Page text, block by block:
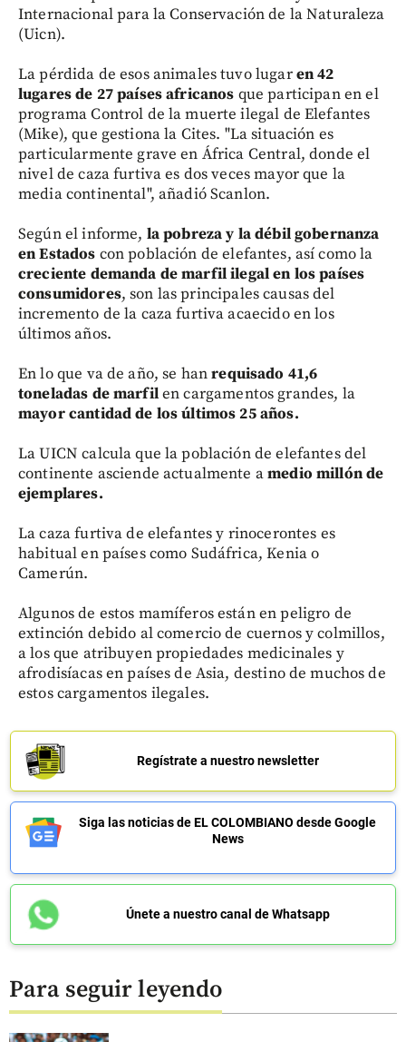
Internacional para la Conservación de la Naturaleza
(Uicn).
La pérdida de esos animales tuvo lugaren 42
lugares de 27 países africanos que participan en el
programa Control de la muerte ilegal de Elefantes
(Mike), que gestiona la Cites. "La situación es
particularmente grave en África Central, donde el
nivel de caza furtiva es dos veces mayor que la
media continental", añadió Scanlon.
Según el informe, la pobreza y la débil gobernanza
en Estados con población de elefantes, así como la
creciente demanda de marfil ilegal en los países
consumidores, son las principales causas del
incremento de la caza furtiva acaecido en los
últimos años.
En lo que va de año, se hanrequisado 41,6
toneladas de marfilen cargamentos grandes, la
mayor cantidad de los últimos 25 años.
La UICN calcula que la población de elefantes del
continente asciende actualmente amedio millón de
ejemplares.
La caza furtiva de elefantes y rinocerontes es
habitual en países como Sudáfrica, Kenia o
Camerún.
Algunos de estos mamíferos están en peligro de
extinción debido al comercio de cuernos y colmillos,
a los que atribuyen propiedades medicinales y
afrodisíacas en países de Asia, destino de muchos de
estos cargamentos ilegales.
Regístrate a nuestro newsletter
Siga las noticias de EL COLOMBIANO desde Google
News
Únete a nuestro canal de Whatsapp
Para seguir leyendo